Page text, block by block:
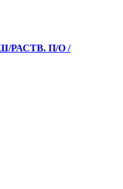
РАСТВ. П/О /